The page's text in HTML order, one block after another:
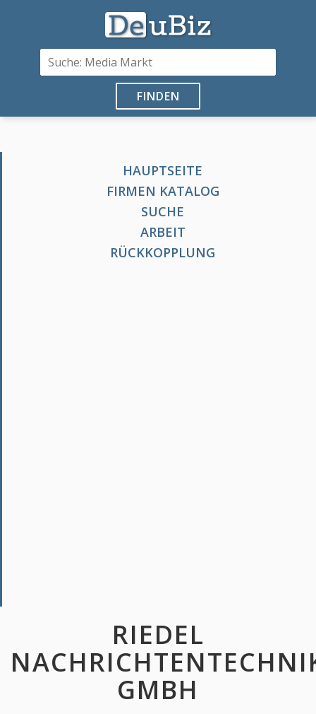
FINDEN
HAUPTSEITE
FIRMEN KATALOG
SUCHE
ARBEIT
RÜCKKOPPLUNG
RIEDEL
GMBH